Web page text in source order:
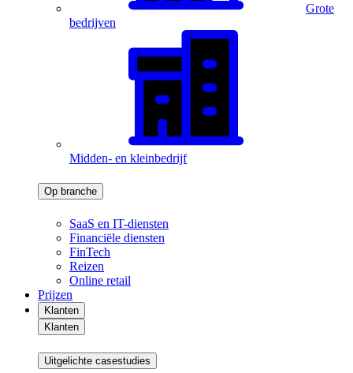
Grote
bedrijven
Midden- en kleinbedrijf
Op branche
SaaS en IT-diensten
Financiële diensten
FinTech
Reizen
Online retail
Prijzen
Klanten
Klanten
Uitgelichte casestudies